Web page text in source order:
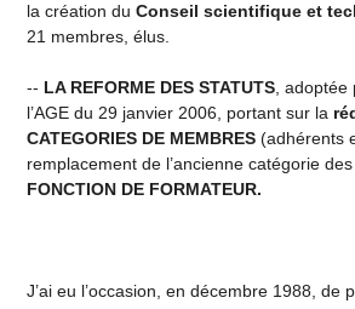
la création du Conseil scientifique et
21 membres, élus.
-- LA REFORME DES STATUTS, adoptée
l’AGE du 29 janvier 2006, portant sur la
CATEGORIES DE MEMBRES (adhérents
remplacement de l’ancienne catégorie
FONCTION DE FORMATEUR.
J’ai eu l’occasion, en décembre 1988, de